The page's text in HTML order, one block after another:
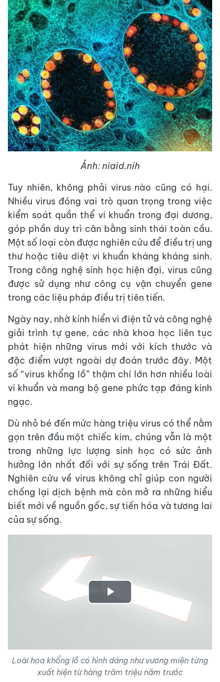
Ảnh: niaid.nih
Tuy nhiên, không phải virus nào cũng có hại.
Nhiều virus đóng vai trò quan trọng trong việc
kiểm soát quần thể vi khuẩn trong đại dương,
góp phần duy trì cân bằng sinh thái toàn cầu.
Một số loại còn được nghiên cứu để điều trị ung
thư hoặc tiêu diệt vi khuẩn kháng kháng sinh.
Trong công nghệ sinh học hiện đại, virus cũng
được sử dụng như công cụ vận chuyển gene
trong các liệu pháp điều trị tiên tiến.
Ngày nay, nhờ kính hiển vi điện tử và công nghệ
giải trình tự gene, các nhà khoa học liên tục
phát hiện những virus mới với kích thước và
đặc điểm vượt ngoài dự đoán trước đây. Một
số “virus khổng lồ” thậm chí lớn hơn nhiều loài
vi khuẩn và mang bộ gene phức tạp đáng kinh
ngạc.
Dù nhỏ bé đến mức hàng triệu virus có thể nằm
gọn trên đầu một chiếc kim, chúng vẫn là một
trong những lực lượng sinh học có sức ảnh
hưởng lớn nhất đối với sự sống trên Trái Đất.
Nghiên cứu về virus không chỉ giúp con người
chống lại dịch bệnh mà còn mở ra những hiểu
biết mới về nguồn gốc, sự tiến hóa và tương lai
của sự sống.
Play
Loài hoa khổng lồ có hình dáng như vương miện từng
xuất hiện từ hàng trăm triệu năm trước